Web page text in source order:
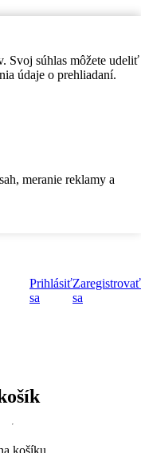
Svoj súhlas môžete udeliť
údaje o prehliadaní.
meranie reklamy a
Prihlásiť
sa
Zaregistrovať
sa
košíku